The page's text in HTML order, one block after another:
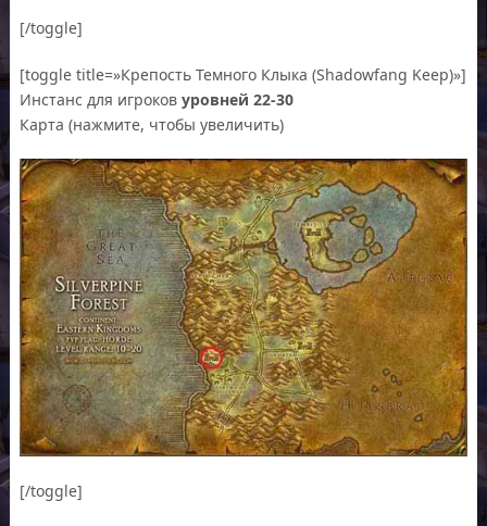
[/toggle]
[toggle title=»Крепость Темного Клыка (Shadowfang Keep)»]
Инстанс для игроковуровней 22-30
Карта (нажмите, чтобы увеличить)
[/toggle]